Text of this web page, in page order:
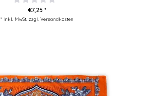
€7,25 *
* Inkl. MwSt. zzgl. Versandkosten